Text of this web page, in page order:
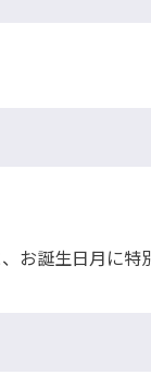
お誕生日月に特